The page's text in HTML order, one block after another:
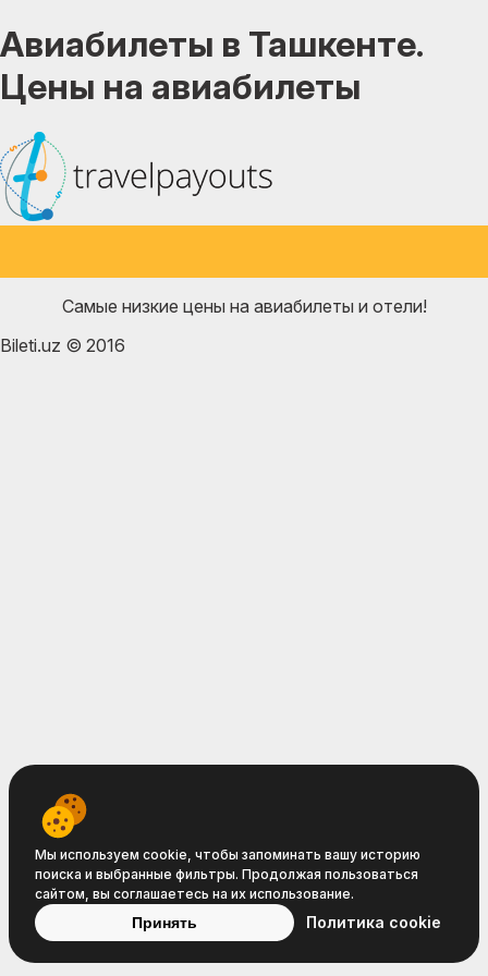
Авиабилеты в Ташкенте.
Цены на авиабилеты
Самые низкие цены на авиабилеты и отели!
Bileti.uz © 2016
Мы используем cookie, чтобы запоминать вашу историю
поиска и выбранные фильтры. Продолжая пользоваться
сайтом, вы соглашаетесь на их использование.
Принять Политика cookie